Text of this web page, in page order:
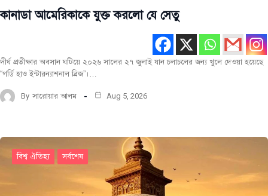
কানাডা আমেরিকাকে যুক্ত করলো যে সেতু
দীর্ঘ প্রতীক্ষার অবসান ঘটিয়ে ২০২৬ সালের ২৭ জুলাই যান চলাচলের জন্য খুলে দেওয়া হয়েছে
“গর্ডি হাও ইন্টারন্যাশনাল ব্রিজ”।…
By সারোয়ার আলম Aug 5, 2026
বিশ্ব ঐতিহ্য সর্বশেষ